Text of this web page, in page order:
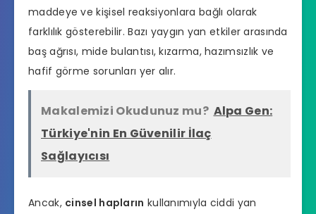
maddeye ve kişisel reaksiyonlara bağlı olarak
farklılık gösterebilir. Bazı yaygın yan etkiler arasında
baş ağrısı, mide bulantısı, kızarma, hazımsızlık ve
hafif görme sorunları yer alır.
Makalemizi Okudunuz mu? Alpa Gen:
Türkiye'nin En Güvenilir İlaç
Sağlayıcısı
Ancak, cinsel hapların kullanımıyla ciddi yan